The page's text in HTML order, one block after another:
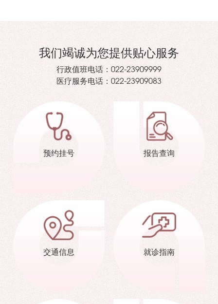
我们竭诚为您提供贴心服务
行政值班电话： 022-23909999
医疗服务电话： 022-23909083
预约挂号 报告查询
交通信息 就诊指南